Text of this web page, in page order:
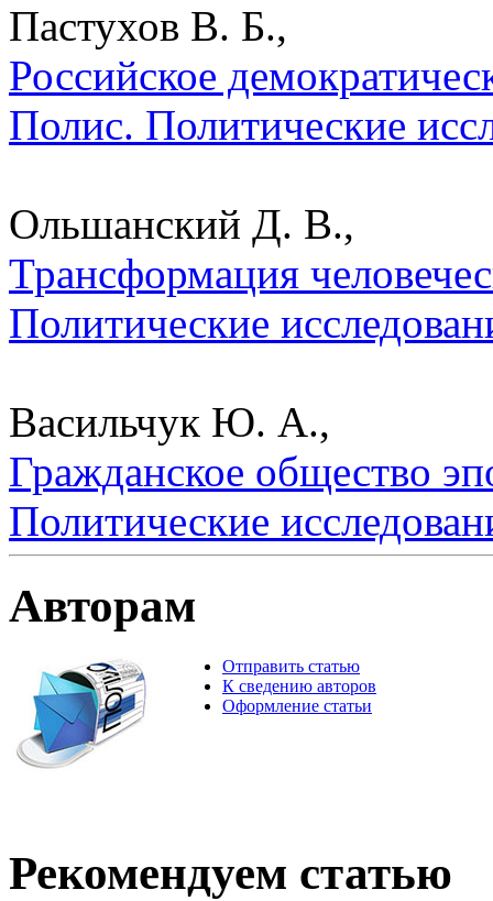
Пастухов В. Б.,
Российское
Полис. Политические
Ольшанский Д. В.,
Трансформация
Политические
Васильчук Ю. А.,
Гражданское общество
Политические
Авторам
Отправить статью
К сведению авторов
Оформление статьи
Рекомендуем статью